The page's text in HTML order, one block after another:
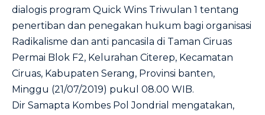
dialogis program Quick Wins Triwulan 1 tentang
penertiban dan penegakan hukum bagi organisasi
Radikalisme dan anti pancasila di Taman Ciruas
Permai Blok F2, Kelurahan Citerep, Kecamatan
Ciruas, Kabupaten Serang, Provinsi banten,
Minggu (21/07/2019) pukul 08.00 WIB.
Dir Samapta Kombes Pol Jondrial mengatakan,